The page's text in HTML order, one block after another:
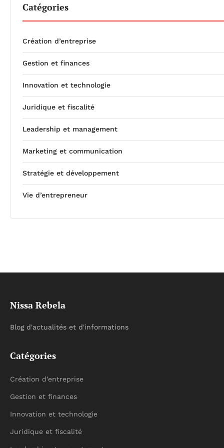
Catégories
Création d’entreprise
Gestion et finances
Innovation et technologie
Juridique et fiscalité
Leadership et management
Marketing et communication
Stratégie et développement
Vie d’entrepreneur
Nissa Rebela
Blog d'actualités et d'informations
Catégories
Création d’entreprise
Gestion et finances
Innovation et technologie
Juridique et fiscalité